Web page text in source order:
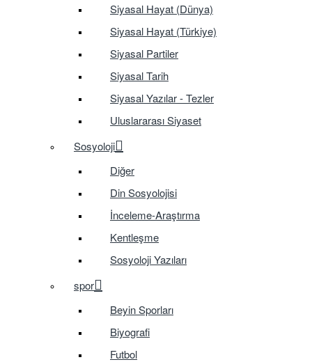
Siyasal Hayat (Dünya)
Siyasal Hayat (Türkiye)
Siyasal Partiler
Siyasal Tarih
Siyasal Yazılar - Tezler
Uluslararası Siyaset
Sosyoloji
Diğer
Din Sosyolojisi
İnceleme-Araştırma
Kentleşme
Sosyoloji Yazıları
spor
Beyin Sporları
Biyografi
Futbol